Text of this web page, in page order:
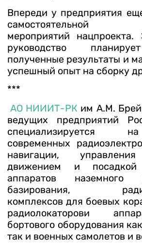
Впереди у предприятия
самостоятельной
мероприятий
руководство
полученные результаты и
успешный опыт на сборку
***
АО НИИИТ-РК им А.М.
ведущих предприятий
специализируется
современных
навигации,
движением и посадкой
аппаратов
базирования,
комплексов для боевых
радиолокаторови
бортового оборудования
так и военных самолетов и